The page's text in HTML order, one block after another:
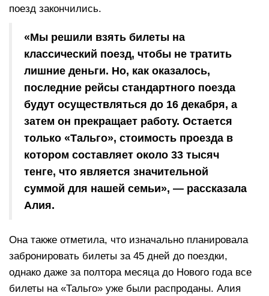
поезд закончились.
«Мы решили взять билеты на
классический поезд, чтобы не тратить
лишние деньги. Но, как оказалось,
последние рейсы стандартного поезда
будут осуществляться до 16 декабря, а
затем он прекращает работу. Остается
только «Тальго», стоимость проезда в
котором составляет около 33 тысяч
тенге, что является значительной
суммой для нашей семьи», — рассказала
Алия.
Она также отметила, что изначально планировала
забронировать билеты за 45 дней до поездки,
однако даже за полтора месяца до Нового года все
билеты на «Тальго» уже были распроданы. Алия